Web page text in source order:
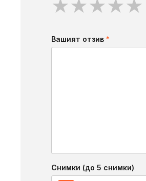
★★★★★
Вашият отзив *
Снимки (до 5 снимки)